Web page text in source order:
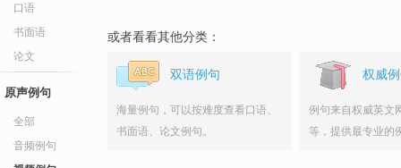
口语
书面语
论文
原声例句
全部
音频例句
或者看看其他分类：
双语例句
海量例句，可以按难度查看口语、
书面语、论文例句。
权威
例句来自权威英文
等，提供最专业的